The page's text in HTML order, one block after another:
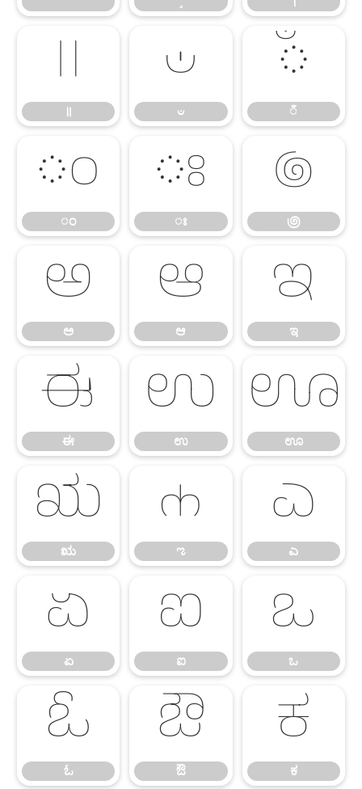
॥
॥ ಀ
ಀ ಁ
ಁ
ಂ
ಂ ಃ
ಃ ಄
಄
ಅ
ಅ ಆ
ಆ ಇ
ಇ
ಈ
ಈ ಉ
ಉ ಊ
ಊ
ಋ
ಋ ಌ
ಌ ಎ
ಎ
ಏ
ಏ ಐ
ಐ ಒ
ಒ
ಓ
ಓ ಔ
ಔ ಕ
ಕ